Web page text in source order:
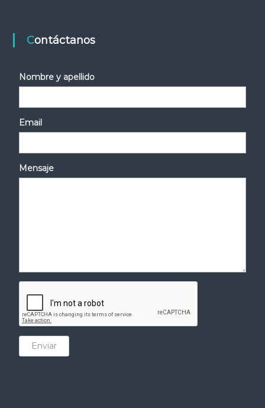
Contáctanos
Nombre y apellido
Email
Mensaje
Enviar